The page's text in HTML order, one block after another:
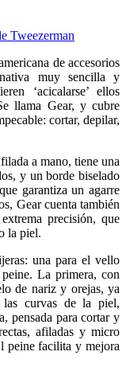
de accesorios
muy sencilla y
‘acicalarse’ ellos
llama Gear, y cubre
cortar, depilar,
a mano, tiene una
y un borde biselado
garantiza un agarre
Gear cuenta también
precisión, que
la piel.
una para el vello
La primera, con
de nariz y orejas, ya
las curvas de la piel,
pensada para cortar y
afiladas y micro
peine facilita y mejora